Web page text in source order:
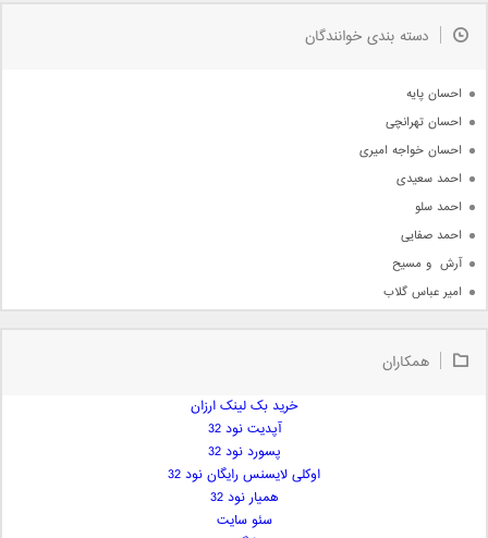
جدیدترین ها
دسته بندی خوانندگان
احسان پایه
احسان تهرانچی
احسان خواجه امیری
احمد سعیدی
احمد سلو
احمد صفایی
آرش  و مسیح
امیر عباس گلاب
امیر علی
همکاران
خرید بک لینک ارزان
آپدیت نود 32
پسورد نود 32
اوکلی لایسنس رایگان نود 32
همیار نود 32
سئو سایت